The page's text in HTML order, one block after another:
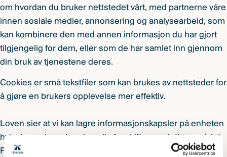
om hvordan du bruker nettstedet vårt, med partnerne våre
innen sosiale medier, annonsering og analysearbeid, som
kan kombinere den med annen informasjon du har gjort
tilgjengelig for dem, eller som de har samlet inn gjennom
din bruk av tjenestene deres.
Cookies er små tekstfiler som kan brukes av nettsteder for
å gjøre en brukers opplevelse mer effektiv.
Loven sier at vi kan lagre informasjonskapsler på enheten
hvis de er strengt nødvendig for driften av dette området.
For alle andre typer informasjonskapsler trenger vi din